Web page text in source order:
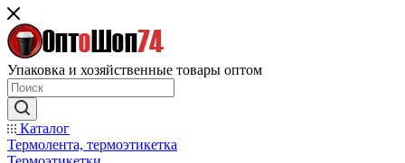
Упаковка и хозяйственные товары оптом
Каталог
Термолента, термоэтикетка